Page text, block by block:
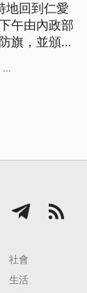
地回到仁愛
午由內政部
旗，並頒發
...
社會
生活